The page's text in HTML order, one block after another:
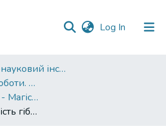
Log In (current)
Навчально-науковий інститут агротехнологій, селекції та екології
Кваліфікаційні роботи. ННІ агротехнологій, селекції та екології
201 «Агрономія» - Магістри 2021-2022
Адаптивна здатність гібридів кукурудзи до ґрунтово-кліматичних умов.